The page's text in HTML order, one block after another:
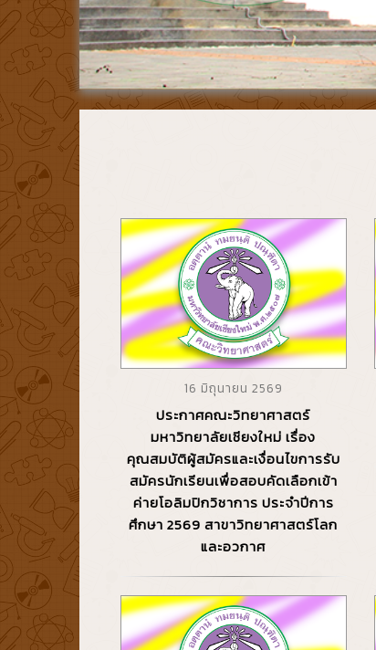
16 มิถุนายน 2569
ประกาศคณะวิทยาศาสตร์
มหาวิทยาลัยเชียงใหม่ เรื่อง
คุณสมบัติผู้สมัครและเงื่อนไขการรับ
สมัครนักเรียนเพื่อสอบคัดเลือกเข้า
ค่ายโอลิมปิกวิชาการ ประจำปีการ
ศึกษา 2569 สาขาวิทยาศาสตร์โลก
และอวกาศ